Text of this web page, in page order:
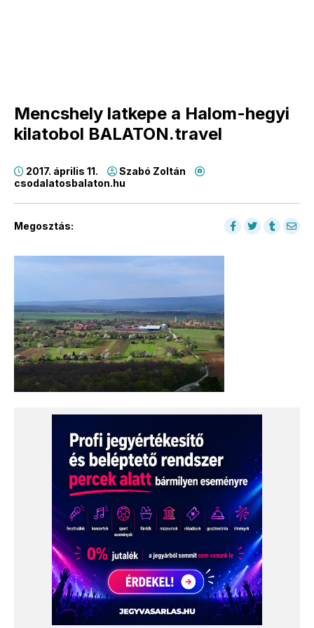
Mencshely latkepe a Halom-hegyi
kilatobol BALATON.travel
2017. április 11.
Szabó Zoltán
csodalatosbalaton.hu
Megosztás: